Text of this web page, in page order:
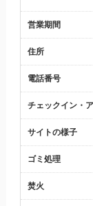
営業期間
住所
電話番号
チェックイン・
サイトの様子
ゴミ処理
焚火